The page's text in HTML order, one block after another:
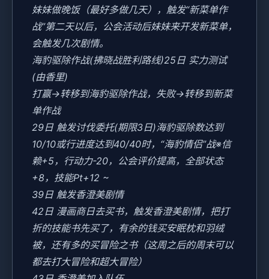
妹妹做晚饭（最好多做几天），触发“新菜单作
战”第二天以后，公会活动后妹妹来开发新菜单，
会触发几次剧情。
海豹驱除作战(拂晓战胜利路线)25日 实力测试
(由香里)
打赢→转移到海豹驱除作战，失败→转移到新菜
单作战
29日 触发讨伐委托(期限3日)海豹驱除数达到
10/10或行进度达到40/40时，“海豹情侣”战※信
赖+5，行动力-20，公会评价提高，全部状态
+8，技能Pt+12 ~
39日 触发香澄美剧情
42日 漫画商日去买书，触发香澄美剧情，把打
折的技能书先买了，有余的钱买安眠枕和羽绒
被，还有多的买冒险之书（这周之后的周末可以
都去打大冒险和超大冒险）